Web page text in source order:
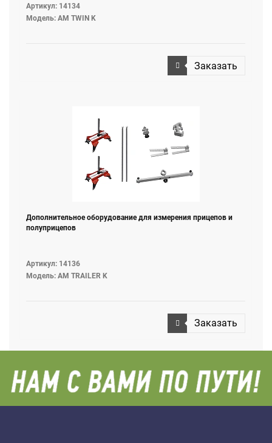
Артикул: 14134
Модель: AM TWIN K
Заказать
Дополнительное оборудование для измерения прицепов и
полуприцепов
Артикул: 14136
Модель: AM TRAILER K
Заказать